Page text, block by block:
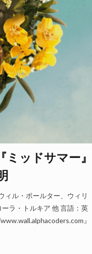
ッドサマー』
ィル・ポールター、ウィリ
ラ・トルキア 他 言語：英
』